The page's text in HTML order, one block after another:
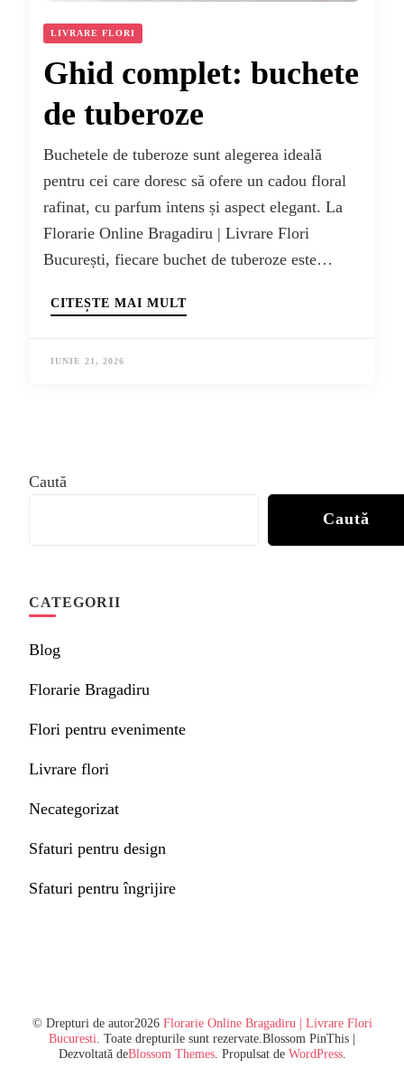
LIVRARE FLORI
Ghid complet: buchete
de tuberoze
Buchetele de tuberoze sunt alegerea ideală
pentru cei care doresc să ofere un cadou floral
rafinat, cu parfum intens și aspect elegant. La
Florarie Online Bragadiru | Livrare Flori
București, fiecare buchet de tuberoze este…
CITEȘTE MAI MULT
IUNIE 21, 2026
Caută
Caută
CATEGORII
Blog
Florarie Bragadiru
Flori pentru evenimente
Livrare flori
Necategorizat
Sfaturi pentru design
Sfaturi pentru îngrijire
© Drepturi de autor2026 Florarie Online Bragadiru | Livrare Flori
Bucuresti. Toate drepturile sunt rezervate.Blossom PinThis |
Dezvoltată deBlossom Themes. Propulsat de WordPress.